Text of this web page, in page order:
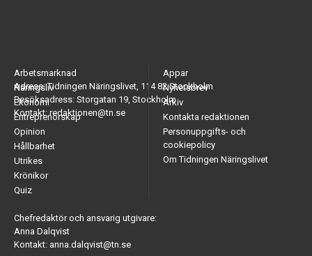
Adress: Tidningen Näringslivet, 114 82 Stockholm
Besöksadress: Storgatan 19, Stockholm
Kontakt: redaktionen@tn.se
Arbetsmarknad
Näringsliv
Ekonomi
Entreprenörskap
Opinion
Hållbarhet
Utrikes
Krönikor
Quiz
Appar
Nyhetsbrev
Arkiv
Kontakta redaktionen
Personuppgifts- och
cookiepolicy
Om Tidningen Näringslivet
Chefredaktör och ansvarig utgivare:
Anna Dalqvist
Kontakt: anna.dalqvist@tn.se